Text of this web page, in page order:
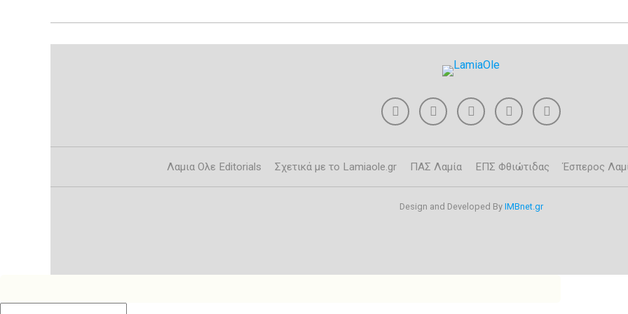
Λαμια Ολε Editorials Σχετικά με το Lamiaole.gr ΠΑΣ Λαμία ΕΠΣ Φθιώτιδας Έσπερος
Design and Developed By IMBnet.gr